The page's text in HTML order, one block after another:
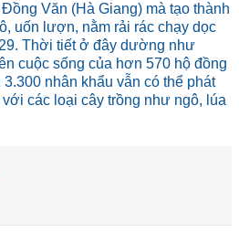
Văn (Hà Giang) mà tạo thành
uốn lượn, nằm rải rác chạy dọc
Thời tiết ở đây dường như
cuộc sống của hơn 570 hộ đồng
nhân khẩu vẫn có thể phát
các loại cây trồng như ngô, lúa